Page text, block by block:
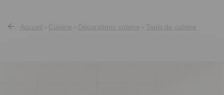
Accueil Cuisine Décorations cuisine Tapis de cuisine